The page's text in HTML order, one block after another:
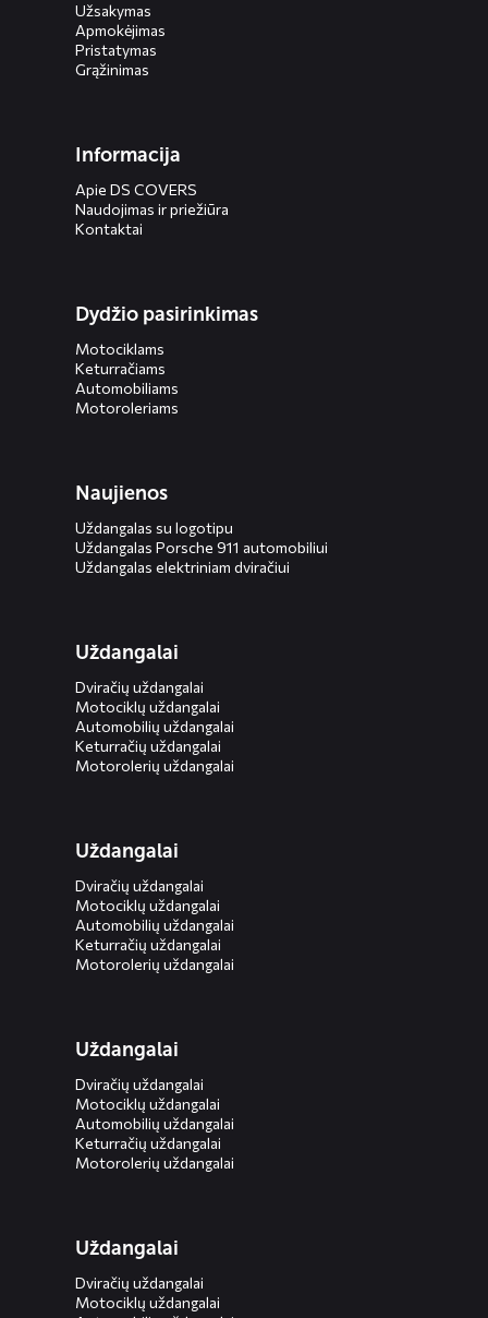
Užsakymas
Apmokėjimas
Pristatymas
Grąžinimas
Informacija
Apie DS COVERS
Naudojimas ir priežiūra
Kontaktai
Dydžio pasirinkimas
Motociklams
Keturračiams
Automobiliams
Motoroleriams
Naujienos
Uždangalas su logotipu
Uždangalas Porsche 911 automobiliui
Uždangalas elektriniam dviračiui
Uždangalai
Dviračių uždangalai
Motociklų uždangalai
Automobilių uždangalai
Keturračių uždangalai
Motorolerių uždangalai
Uždangalai
Dviračių uždangalai
Motociklų uždangalai
Automobilių uždangalai
Keturračių uždangalai
Motorolerių uždangalai
Uždangalai
Dviračių uždangalai
Motociklų uždangalai
Automobilių uždangalai
Keturračių uždangalai
Motorolerių uždangalai
Uždangalai
Dviračių uždangalai
Motociklų uždangalai